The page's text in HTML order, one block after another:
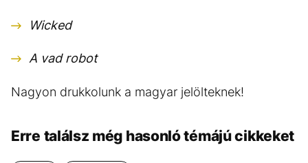
Wicked
A vad robot
Nagyon drukkolunk a magyar jelölteknek!
Erre találsz még hasonló témájú cikkeket